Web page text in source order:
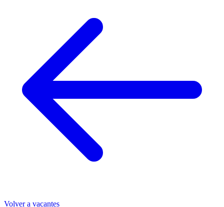
Volver a vacantes